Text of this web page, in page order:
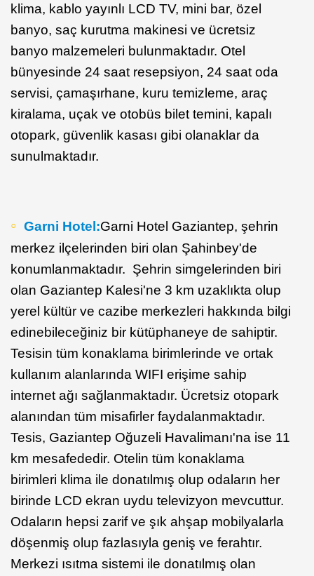
klima, kablo yayınlı LCD TV, mini bar, özel
banyo, saç kurutma makinesi ve ücretsiz
banyo malzemeleri bulunmaktadır. Otel
bünyesinde 24 saat resepsiyon, 24 saat oda
servisi, çamaşırhane, kuru temizleme, araç
kiralama, uçak ve otobüs bilet temini, kapalı
otopark, güvenlik kasası gibi olanaklar da
sunulmaktadır.
Garni Hotel:Garni Hotel Gaziantep, şehrin
merkez ilçelerinden biri olan Şahinbey'de
konumlanmaktadır. Şehrin simgelerinden biri
olan Gaziantep Kalesi'ne 3 km uzaklıkta olup
yerel kültür ve cazibe merkezleri hakkında bilgi
edinebileceğiniz bir kütüphaneye de sahiptir.
Tesisin tüm konaklama birimlerinde ve ortak
kullanım alanlarında WIFI erişime sahip
internet ağı sağlanmaktadır. Ücretsiz otopark
alanından tüm misafirler faydalanmaktadır.
Tesis, Gaziantep Oğuzeli Havalimanı'na ise 11
km mesafededir. Otelin tüm konaklama
birimleri klima ile donatılmış olup odaların her
birinde LCD ekran uydu televizyon mevcuttur.
Odaların hepsi zarif ve şık ahşap mobilyalarla
döşenmiş olup fazlasıyla geniş ve ferahtır.
Merkezi ısıtma sistemi ile donatılmış olan